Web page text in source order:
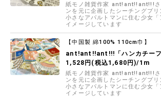
紙モノ雑貨作家 ant!ant!!ant!!!さ
ンを元に企画したシーチングプ
小さなアパルトマンに住む少女
イメージしています
【中国製 綿100% 110cm巾】
ant!ant!!ant!!!「ハンカチーフ
1,528円(税込1,680円)/1m
紙モノ雑貨作家 ant!ant!!ant!!!さ
ンを元に企画したシーチングプ
小さなアパルトマンに住む少女
イメージしています